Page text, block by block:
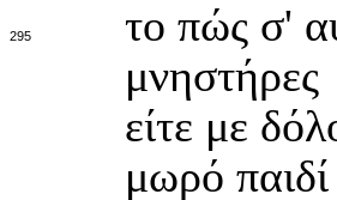
295
το πώς σ'
μνηστήρες
είτε με
μωρό